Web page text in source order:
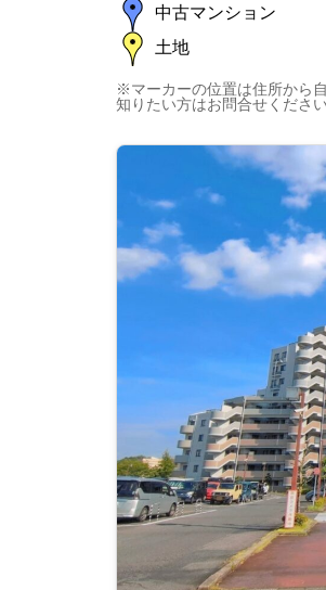
中古マンション
土地
※マーカーの位置は住所から
知りたい方はお問合せください